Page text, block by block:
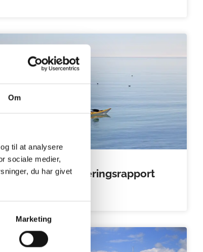
Om
til at analysere
sociale medier,
du har givet
Marketing
evalueringsrapport